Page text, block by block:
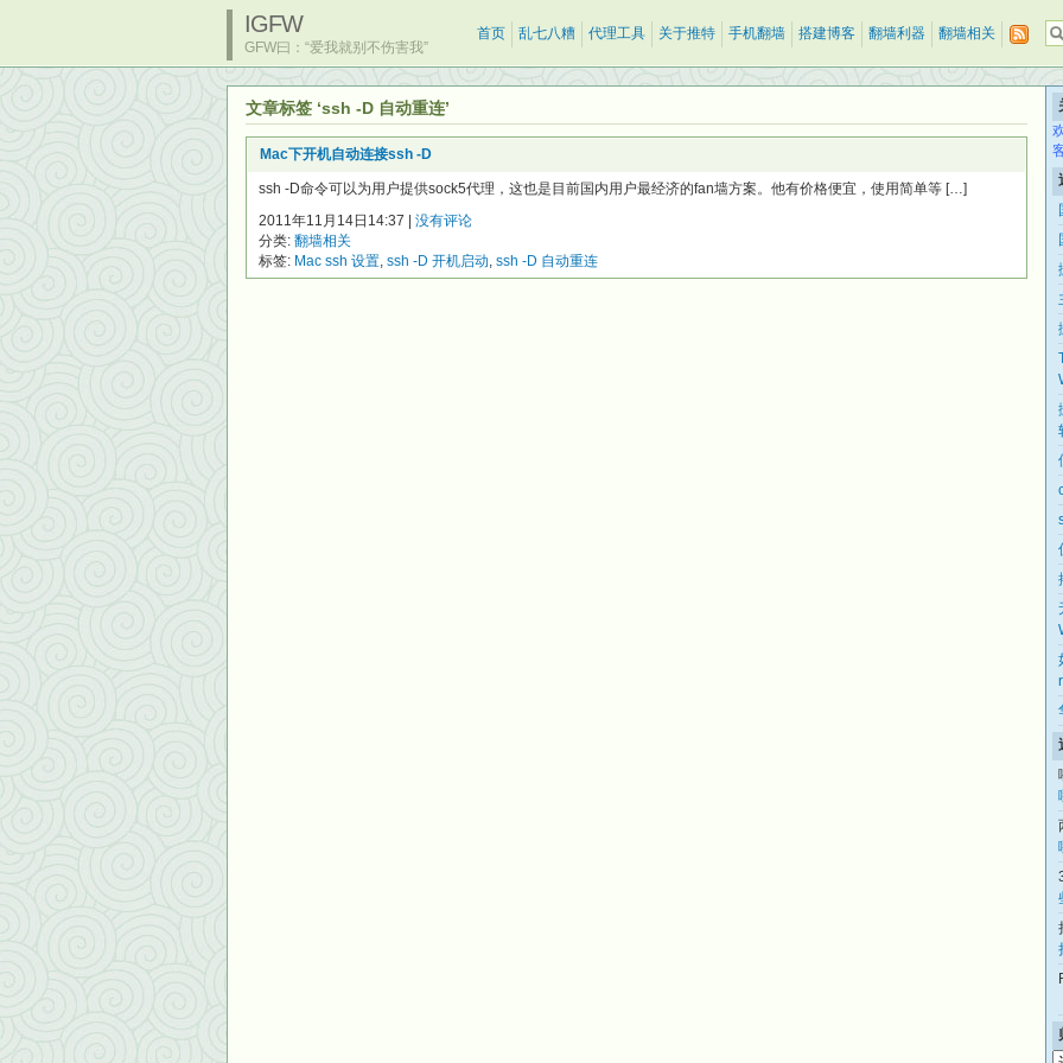
IGFW
GFW曰：“爱我就别不伤害我”
首页 乱七八糟 代理工具 关于推特 手机翻墙 搭建博客 翻墙利器 翻墙相关
文章标签 ‘ssh -D 自动重连’
Mac下开机自动连接ssh -D
ssh -D命令可以为用户提供sock5代理，这也是目前国内用户最经济的fan墙方案。他有价格便宜，使用简单等 […]
2011年11月14日14:37 | 没有评论
分类: 翻墙相关
标签: Mac ssh 设置, ssh -D 开机启动, ssh -D 自动重连